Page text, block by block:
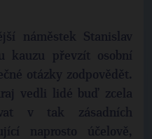
náměstek Stanislav
kauzu převzít osobní
otázky zodpovědět.
vedli lidé buď zcela
v tak zásadních
naprosto účelově,